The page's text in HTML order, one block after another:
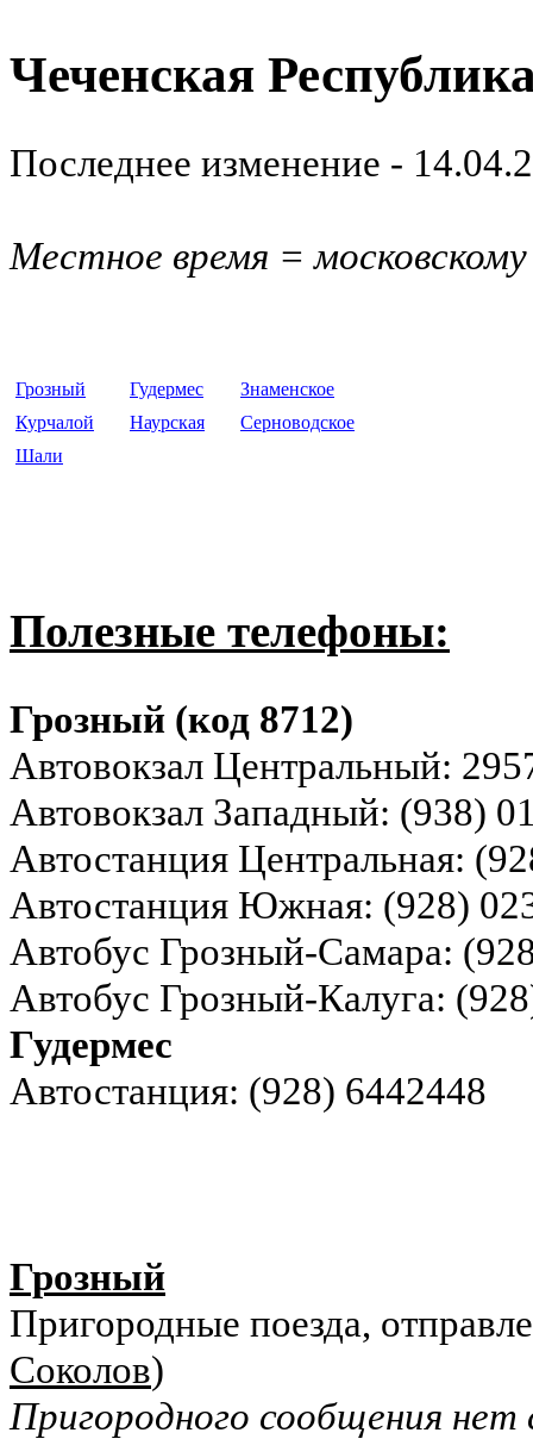
Чеченская
Последнее изменение -
Местное время = московскому
Грозный Гудермес
Знаменское
Курчалой
Наурская
Серноводское
Шали
Полезные телефоны:
Грозный (код 8712)
Автовокзал Центральный:
Автовокзал Западный: (938)
Автостанция Центральная:
Автостанция Южная: (928)
Автобус Грозный-Самара:
Автобус Грозный-Калуга:
Гудермес
Автостанция: (928) 6442448
Грозный
Пригородные поезда,
Соколов)
Пригородного сообщения нет